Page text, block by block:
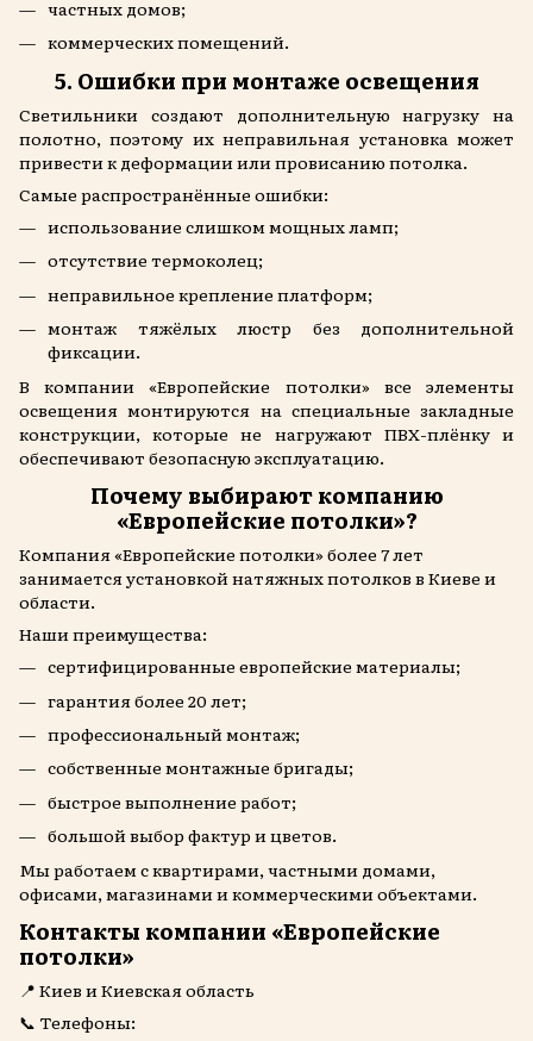
частных домов;
коммерческих помещений.
5. Ошибки при монтаже освещения
Светильники создают дополнительную нагрузку на
полотно, поэтому их неправильная установка может
привести к деформации или провисанию потолка.
Самые распространённые ошибки:
использование слишком мощных ламп;
отсутствие термоколец;
неправильное крепление платформ;
монтаж тяжёлых люстр без дополнительной
фиксации.
В компании «Европейские потолки» все элементы
освещения монтируются на специальные закладные
конструкции, которые не нагружают ПВХ-плёнку и
обеспечивают безопасную эксплуатацию.
Почему выбирают компанию
«Европейские потолки»?
Компания «Европейские потолки» более 7 лет
занимается установкой натяжных потолков в Киеве и
области.
Наши преимущества:
сертифицированные европейские материалы;
гарантия более 20 лет;
профессиональный монтаж;
собственные монтажные бригады;
быстрое выполнение работ;
большой выбор фактур и цветов.
Мы работаем с квартирами, частными домами,
офисами, магазинами и коммерческими объектами.
Контакты компании «Европейские
потолки»
📍 Киев и Киевская область
📞 Телефоны: